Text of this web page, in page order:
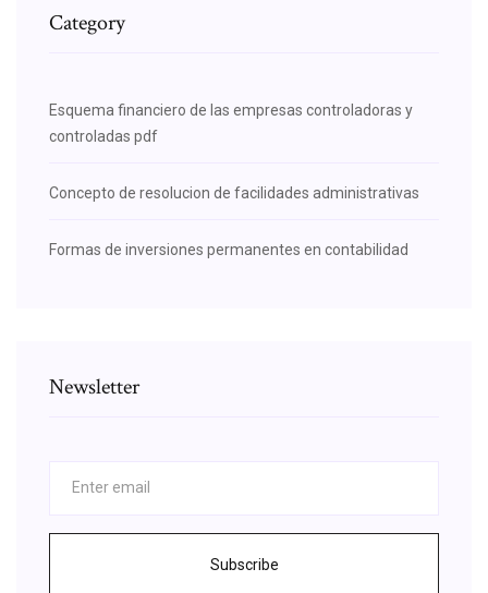
Category
Esquema financiero de las empresas controladoras y
controladas pdf
Concepto de resolucion de facilidades administrativas
Formas de inversiones permanentes en contabilidad
Newsletter
Subscribe